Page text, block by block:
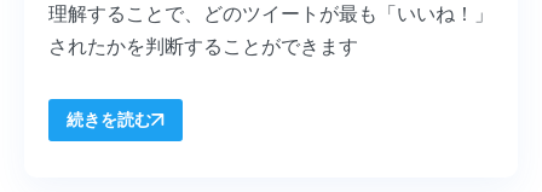
理解することで、どのツイートが最も「いいね！」
されたかを判断することができます
続きを読む